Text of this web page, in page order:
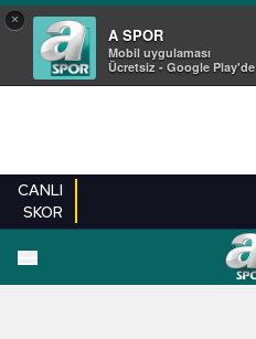
×
A SPOR
Mobil uygulaması
Ücretsiz - Google Play'de
CANLI
SKOR
EN YENILER